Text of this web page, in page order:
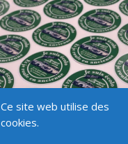
Ce site web utilise des
cookies.